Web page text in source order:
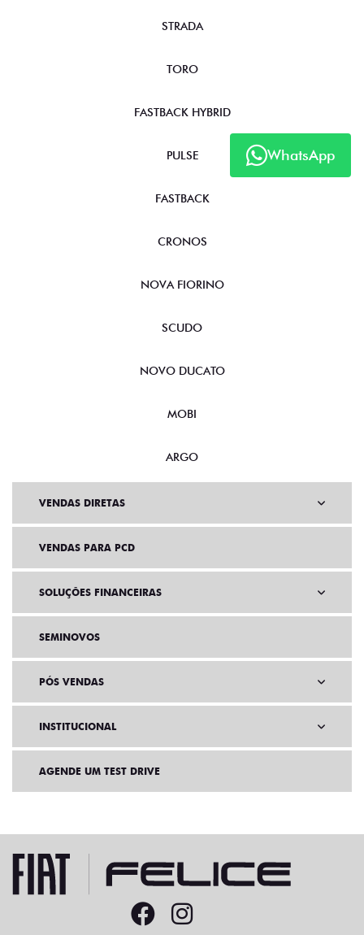
WhatsApp
STRADA
TORO
FASTBACK HYBRID
PULSE
FASTBACK
CRONOS
NOVA FIORINO
SCUDO
NOVO DUCATO
MOBI
ARGO
VENDAS DIRETAS
VENDAS PARA PCD
SOLUÇÕES FINANCEIRAS
SEMINOVOS
PÓS VENDAS
INSTITUCIONAL
AGENDE UM TEST DRIVE